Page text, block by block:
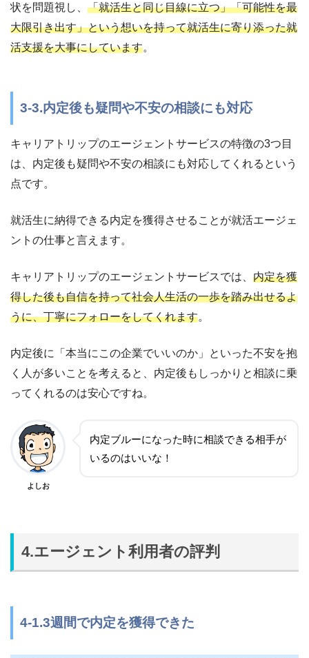
状を問題視し、 「就活生と同じ目線に立つ」「可能性を最
大限引き出す」という想いを持って就活生に寄り添った就
活支援を大事にしています。
3-3.内定後も疑問や不安の相談にも対応
キャリアトリップのエージェントサービスの特徴の3つ目
は、内定後も疑問や不安の相談にも対応してくれるという
点です。
就活生に納得できる内定を獲得させることが就活エージェ
ントの仕事と言えます。
キャリアトリップのエージェントサービスでは、 内定を獲
得した後も自信を持って社会人生活の一歩を踏み出せるよ
うに、丁寧にフォローをしてくれます。
内定後に「本当にこの企業でいいのか」といった不安を抱
く人が多いことを考えると、内定後もしっかりと相談に乗
ってくれるのは安心ですね。
よしお
内定ブルーになった時に相談できる相手が
いるのはいいな！
4.エージェント利用者の評判
4-1.3週間で内定を獲得できた